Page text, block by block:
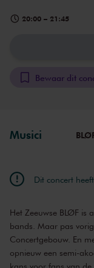
20:00 – 21:45
Bewaar dit
Musici
Dit concert
Het Zeeuwse BLØF is
bands. Maar pas
Concertgebouw. En
opnieuw een semi-